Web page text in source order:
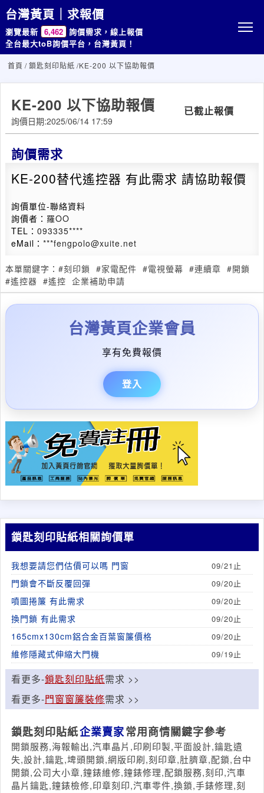
台灣黃頁｜求報價
瀏覽最新 6,462 詢價需求，線上報價
全台最大toB詢價平台，台灣黃頁！
首頁 /鎖匙刻印貼紙 /KE-200 以下協助報價
KE-200 以下協助報價
詢價日期:2025/06/14 17:59
已截止報價
詢價需求
KE-200替代遙控器 有此需求 請協助報價
詢價單位-聯絡資料
詢價者： 羅OO
TEL： 093335****
eMail： ***fengpolo@xuite.net
本單關鍵字： #刻印鎖 #家電配件 #電視螢幕 #連續章 #開鎖
#遙控器 #遙控 企業補助申請
台灣黃頁企業會員
享有免費報價
登入
鎖匙刻印貼紙相關詢價單
我想要請您們估價可以嗎 門窗 09/21止
門鎖會不斷反覆回彈 09/20止
噴圖捲簾 有此需求 09/20止
換門鎖 有此需求 09/20止
165cmx130cm鋁合金百葉窗簾價格 09/20止
維修隱藏式伸縮大門機 09/19止
看更多-鎖匙刻印貼紙需求 >>
看更多-門窗窗簾裝修需求 >>
鎖匙刻印貼紙企業賣家常用商情關鍵字參考
開鎖服務,海報輸出,汽車晶片,印刷印製,平面設計,鑰匙遺
失,設計,鑰匙,埤頭開鎖,網版印刷,刻印章,肚臍章,配鎖,台中
開鎖,公司大小章,鐘錶維修,鐘錶修理,配鎖服務,刻印,汽車
晶片鑰匙,鐘錶檢修,印章刻印,汽車零件,換鎖,手錶修理,刻